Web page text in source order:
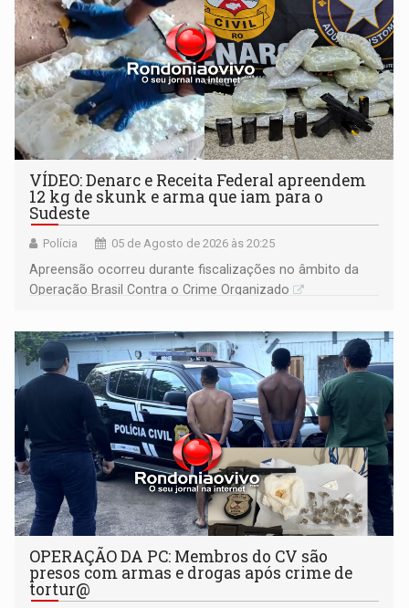
VÍDEO: Denarc e Receita Federal apreendem
12 kg de skunk e arma que iam para o
Sudeste
Polícia 05 de Agosto de 2026 às 20:25
Apreensão ocorreu durante fiscalizações no âmbito da
Operação Brasil Contra o Crime Organizado
OPERAÇÃO DA PC: Membros do CV são
presos com armas e drogas após crime de
tortur@